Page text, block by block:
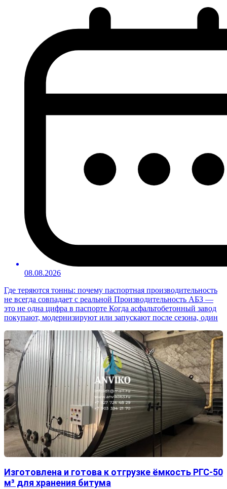
08.08.2026
Где теряются тонны: почему паспортная производительность
не всегда совпадает с реальной Производительность АБЗ —
это не одна цифра в паспорте Когда асфальтобетонный завод
покупают, модернизируют или запускают после сезона, один
Изготовлена и готова к отгрузке ёмкость РГС-50
м³ для хранения битума